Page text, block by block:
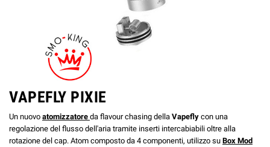
VAPEFLY PIXIE
Un nuovo atomizzatore da flavour chasing della Vapefly con una
regolazione del flusso dell'aria tramite inserti intercabiabili oltre alla
rotazione del cap. Atom composto da 4 componenti, utilizzo su Box Mod